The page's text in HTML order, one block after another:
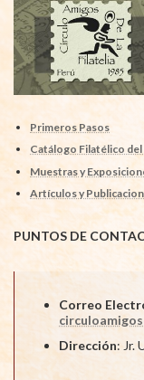
Primeros Pasos
Catálogo Filatélico
Muestras y
Artículos y
PUNTOS DE
Correo
Dirección: Jr.